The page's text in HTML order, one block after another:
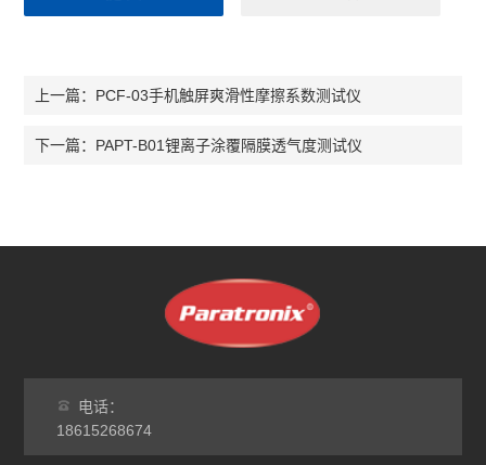
上一篇： PCF-03手机触屏爽滑性摩擦系数测试仪
下一篇： PAPT-B01锂离子涂覆隔膜透气度测试仪
电话：
18615268674